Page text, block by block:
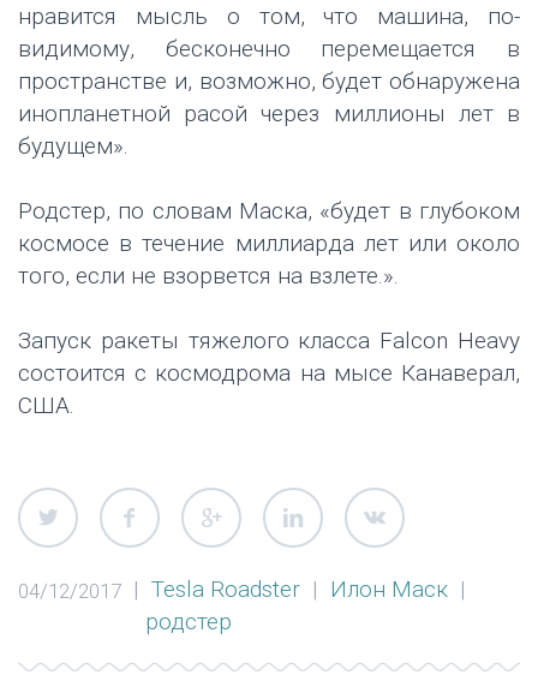
нравится мысль о том, что машина, по-
видимому, бесконечно перемещается в
пространстве и, возможно, будет обнаружена
инопланетной расой через миллионы лет в
будущем».
Родстер, по словам Маска, «будет в глубоком
космосе в течение миллиарда лет или около
того, если не взорвется на взлете.».
Запуск ракеты тяжелого класса Falcon Heavy
состоится с космодрома на мысе Канаверал,
США.
04/12/2017 | Tesla Roadster | Илон Маск |
родстер